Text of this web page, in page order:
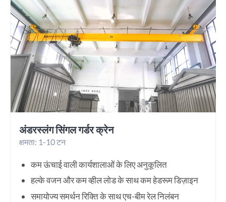
अंडरस्लंग सिंगल गर्डर क्रेन
क्षमता: 1-10 टन
कम ऊंचाई वाली कार्यशालाओं के लिए अनुकूलित
हल्के वजन और कम व्हील लोड के साथ कम हेडरूम डिज़ाइन
समायोज्य समर्थन रिक्ति के साथ एच-बीम रेल निलंबन